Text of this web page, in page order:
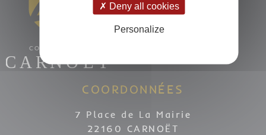
COORDONNÉES
7 Place de La Mairie
22160 CARNOËT
Deny all cookies
Personalize